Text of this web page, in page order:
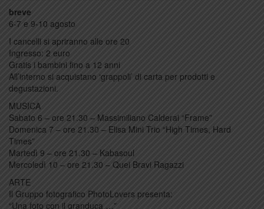
breve
6-7 e 9-10 agosto
I cancelli si apriranno alle ore 20
Ingresso: 2 euro
Gratis i bambini fino a 12 anni
All’interno si acquistano ‘grappoli’ di carta per prodotti e
degustazioni.
MUSICA
Sabato 6 – ore 21.30 – Massimiliano Calderai “Frame”
Domenica 7 – ore 21.30 – Elisa Mini Trio “High Times, Hard
Times”
Martedì 9 – ore 21.30 – Kabasoul
Mercoledì 10 – ore 21.30 – Quei Bravi Ragazzi
ARTE
Il Gruppo fotografico PhotoLovers presenta:
“Una foto con il granduca …”